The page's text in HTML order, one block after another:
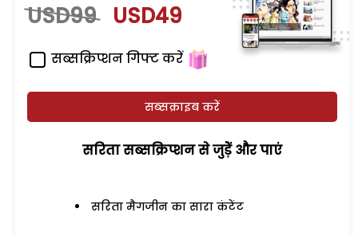
USD99 USD49
सब्सक्रिप्शन गिफ्ट करें
सब्सक्राइब करें
सरिता सब्सक्रिप्शन से जुड़ेें और पाएं
सरिता मैगजीन का सारा कंटेंट